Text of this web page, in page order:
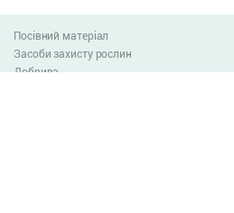
Посівний матеріал
Засоби захисту рослин
Добрива